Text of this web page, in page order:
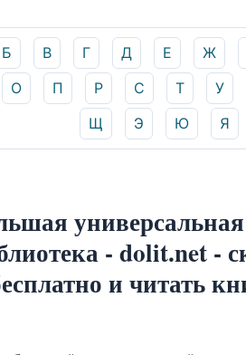
Б В Г Д Е Ж
О П Р С Т У
Щ
Э Ю Я
- dolit.net -
и читать